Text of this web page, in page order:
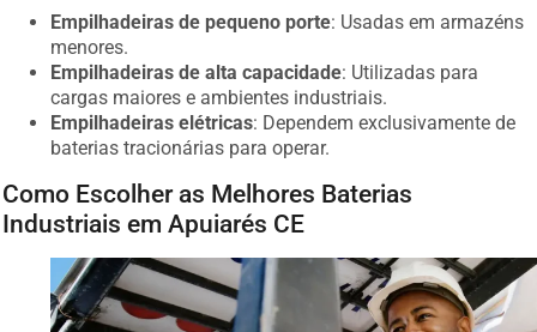
Empilhadeiras de pequeno porte: Usadas em armazéns
menores.
Empilhadeiras de alta capacidade: Utilizadas para
cargas maiores e ambientes industriais.
Empilhadeiras elétricas: Dependem exclusivamente de
baterias tracionárias para operar.
Como Escolher as Melhores Baterias
Industriais em Apuiarés CE